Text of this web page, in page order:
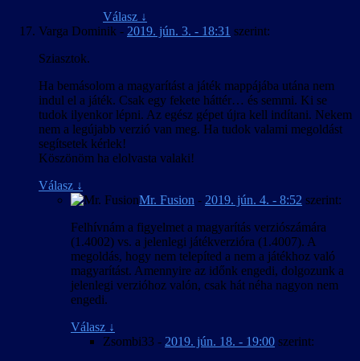
Válasz ↓
Varga Dominik - 2019. jún. 3. - 18:31 szerint:
Sziasztok.
Ha bemásolom a magyarítást a játék mappájába utána nem
indul el a játék. Csak egy fekete háttér… és semmi. Ki se
tudok ilyenkor lépni. Az egész gépet újra kell indítani. Nekem
nem a legújabb verzió van meg. Ha tudok valami megoldást
segítsetek kérlek!
Köszönöm ha elolvasta valaki!
Válasz ↓
Mr. Fusion - 2019. jún. 4. - 8:52 szerint:
Felhívnám a figyelmet a magyarítás verziószámára
(1.4002) vs. a jelenlegi játékverzióra (1.4007). A
megoldás, hogy nem telepíted a nem a játékhoz való
magyarítást. Amennyire az időnk engedi, dolgozunk a
jelenlegi verzióhoz valón, csak hát néha nagyon nem
engedi.
Válasz ↓
Zsombi33 - 2019. jún. 18. - 19:00 szerint: